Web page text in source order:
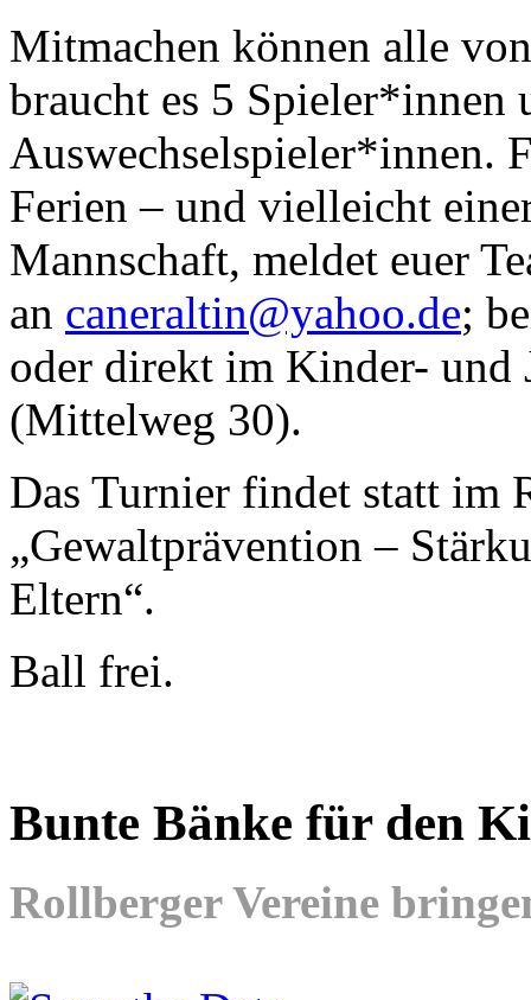
Mitmachen können alle
braucht es 5 Spieler*innen
Auswechselspieler*innen.
Ferien – und vielleicht
Mannschaft, meldet euer
an caneraltin@yahoo.de;
oder direkt im Kinder- und
(Mittelweg 30).
Das Turnier findet statt im
„Gewaltprävention –
Eltern“.
Ball frei.
Bunte Bänke für den
Rollberger Vereine